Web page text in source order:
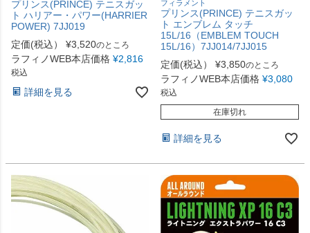
プリンス(PRINCE) テニスガッ
ト ハリアー・パワー(HARRIER
POWER) 7JJ019
定価(税込）
¥3,520のところ
ラフィノWEB本店価格 ¥2,816
税込
詳細を見る
フィラメント
プリンス(PRINCE) テニスガッ
ト エンブレム タッチ
15L/16（EMBLEM TOUCH
15L/16）7JJ014/7JJ015
定価(税込）
¥3,850のところ
ラフィノWEB本店価格 ¥3,080
税込
在庫切れ
詳細を見る